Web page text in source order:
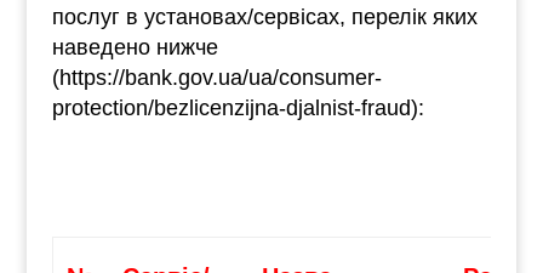
послуг в установах/сервісах, перелік яких
наведено нижче
(https://bank.gov.ua/ua/consumer-
protection/bezlicenzijna-djalnist-fraud):